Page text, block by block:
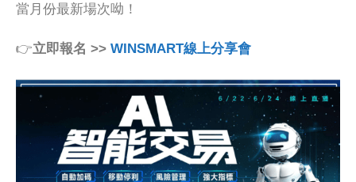
當月份最新場次呦！
👉立即報名 >> WINSMART線上分享會